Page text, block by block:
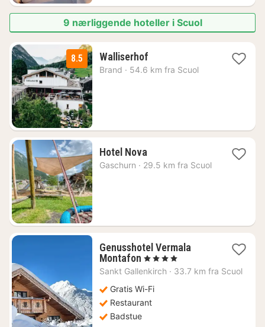
9 nærliggende hoteller i Scuol
8.5 Walliserhof1
natt
Brand · 54.6 km fra Scuol
Hotel Nova1
natt
Gaschurn · 29.5 km fra Scuol
Genusshotel Vermala
Montafon 1
natt
2970
kr.
, 4 Stjerner
Sankt Gallenkirch · 33.7 km fra Scuol
Gratis Wi-Fi
Restaurant
Badstue